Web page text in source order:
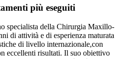
più eseguiti
specialista della Chirurgia Maxillo-
di attività e di esperienza maturata
di livello internazionale,con
eccellenti risultati. Il suo obiettivo